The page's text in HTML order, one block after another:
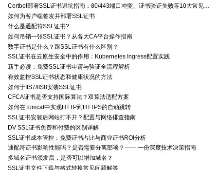
Certbot部署SSL证书避坑指南：80/443端口冲突、证书验证失败等10大常见问题解决方案
如何为客户端签发并部署SSL证书
什么是通配符SSL证书?
如何吊销一张SSL证书？从各大CA平台操作指南
数字证书是什么？跟SSL证书有什么区别？
SSL证书在云原生安全中的作用：Kubernetes Ingress配置实践
新手必读：免费SSL证书申请与验证全流程解析
有效监控SSL证书状态和健康状况的方法
如何于IIS7/IIS8安装SSL证书
CFCA证书是否支持国际算法？双算法适配方案
如何在Tomcat中实现HTTP到HTTPS的自动跳转
SSL证书安装后网站打不开？配置与网络排查指南
DV SSL证书免费和付费的区别详解
SSL证书成本管控：免费证书占比与商业证书ROI分析
通配符证书影响性能吗？是否需要分离部署？—— 一份深度技术决策指南
多域名证书颁发后，是否可以增加域名？
SSL证书文件下载与格式转换常见问题解答